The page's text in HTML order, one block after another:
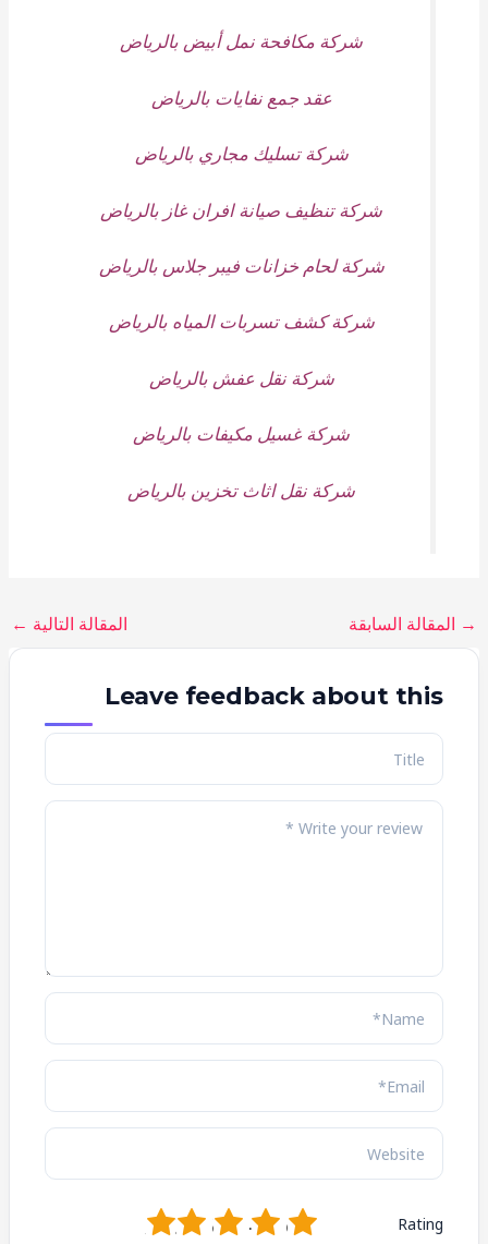
شركة مكافحة نمل أبيض بالرياض
عقد جمع نفايات بالرياض
شركة تسليك مجاري بالرياض
شركة تنظيف صيانة افران غاز بالرياض
شركة لحام خزانات فيبر جلاس بالرياض
شركة كشف تسربات المياه بالرياض
شركة نقل عفش بالرياض
شركة غسيل مكيفات بالرياض
شركة نقل اثاث تخزين بالرياض
→ المقالة السابقة المقالة التالية ←
Leave feedback about this
Rating
5
4
3
2